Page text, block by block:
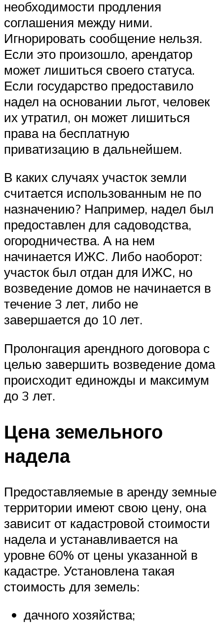
необходимости продления
соглашения между ними.
Игнорировать сообщение нельзя.
Если это произошло, арендатор
может лишиться своего статуса.
Если государство предоставило
надел на основании льгот, человек
их утратил, он может лишиться
права на бесплатную
приватизацию в дальнейшем.
В каких случаях участок земли
считается использованным не по
назначению? Например, надел был
предоставлен для садоводства,
огородничества. А на нем
начинается ИЖС. Либо наоборот:
участок был отдан для ИЖС, но
возведение домов не начинается в
течение 3 лет, либо не
завершается до 10 лет.
Пролонгация арендного договора с
целью завершить возведение дома
происходит единожды и максимум
до 3 лет.
Цена земельного
надела
Предоставляемые в аренду земные
территории имеют свою цену, она
зависит от кадастровой стоимости
надела и устанавливается на
уровне 60% от цены указанной в
кадастре. Установлена такая
стоимость для земель:
дачного хозяйства;